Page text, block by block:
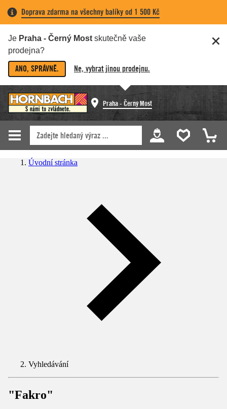
Doprava zdarma na všechny balíky od 1 500 Kč
Je Praha - Černý Most skutečně vaše
prodejna?
ANO, SPRÁVNĚ. Ne, vybrat jinou prodejnu.
Praha - Černý Most
Úvodní stránka
Vyhledávání
"Fakro"